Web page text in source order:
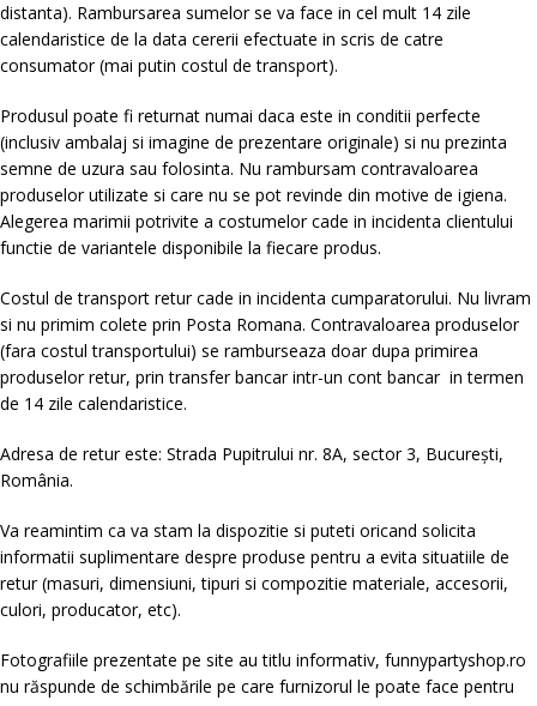
distanta). Rambursarea sumelor se va face in cel mult 14 zile
calendaristice de la data cererii efectuate in scris de catre
consumator (mai putin costul de transport).
Produsul poate fi returnat numai daca este in conditii perfecte
(inclusiv ambalaj si imagine de prezentare originale) si nu prezinta
semne de uzura sau folosinta. Nu rambursam contravaloarea
produselor utilizate si care nu se pot revinde din motive de igiena.
Alegerea marimii potrivite a costumelor cade in incidenta clientului
functie de variantele disponibile la fiecare produs.
Costul de transport retur cade in incidenta cumparatorului. Nu livram
si nu primim colete prin Posta Romana. Contravaloarea produselor
(fara costul transportului) se ramburseaza doar dupa primirea
produselor retur, prin transfer bancar intr-un cont bancar in termen
de 14 zile calendaristice.
Adresa de retur este: Strada Pupitrului nr. 8A, sector 3, București,
România.
Va reamintim ca va stam la dispozitie si puteti oricand solicita
informatii suplimentare despre produse pentru a evita situatiile de
retur (masuri, dimensiuni, tipuri si compozitie materiale, accesorii,
culori, producator, etc).
Fotografiile prezentate pe site au titlu informativ, funnypartyshop.ro
nu răspunde de schimbările pe care furnizorul le poate face pentru